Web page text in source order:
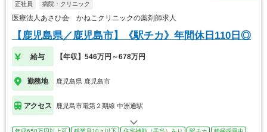
正社員 病院・クリニック
医療法人あさひ会 かねこクリニックの薬剤師求人
【鹿児島県／鹿児島市】《駅チカ》年間休日110日◎
給与 【年収】546万円～678万円
勤務地 鹿児島県 鹿児島市
アクセス 鹿児島市電第２期線 中洲通駅